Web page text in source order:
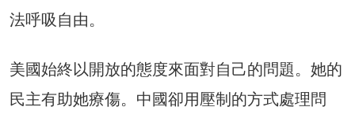
法呼吸自由。
美國始終以開放的態度來面對自己的問題。她的
民主有助她療傷。中國卻用壓制的方式處理問